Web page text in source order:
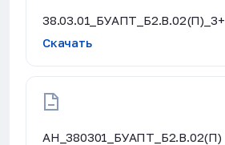
38.03.01_БУАПТ_Б2.В.02(П)_3+
Скачать
АН_380301_БУАПТ_Б2.В.02(П)